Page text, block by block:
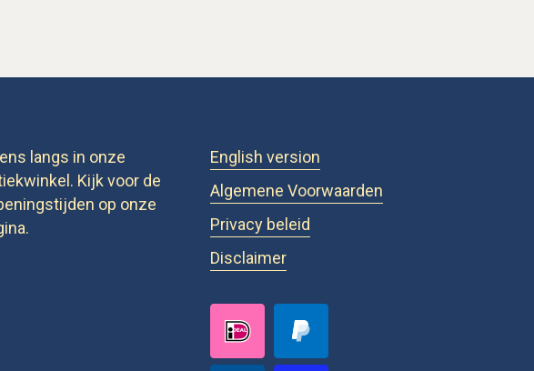
langs in onze
Kijk voor de
op onze
English version
Algemene Voorwaarden
Privacy beleid
Disclaimer